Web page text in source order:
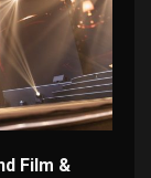
Film &